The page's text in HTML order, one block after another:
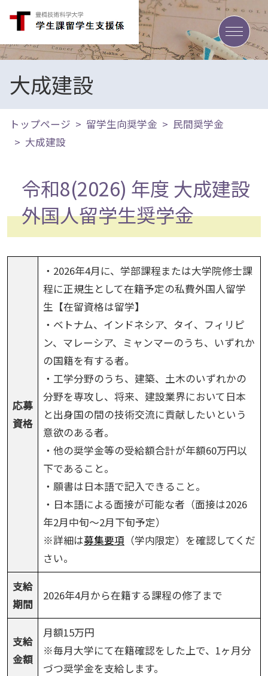
toggle
大成建設
トップページ 留学生向奨学金
民間奨学金
大成建設
令和8(2026) 年度 大成建設
外国人留学生奨学金
応募
資格
・2026年4月に、学部課程または大学院修士課
程に正規生として在籍予定の私費外国人留学
生【在留資格は留学】
・ベトナム、インドネシア、タイ、フィリピ
ン、マレーシア、ミャンマーのうち、いずれか
の国籍を有する者。
・工学分野のうち、建築、土木のいずれかの
分野を専攻し、将来、建設業界において日本
と出身国の間の技術交流に貢献したいという
意欲のある者。
・他の奨学金等の受給額合計が年額60万円以
下であること。
・願書は日本語で記入できること。
・日本語による面接が可能な者（面接は2026
年2月中旬～2月下旬予定）
※詳細は募集要項 （学内限定）を確認してくだ
さい。
支給
期間
2026年4月から在籍する課程の修了まで
支給
金額
月額15万円
※毎月大学にて在籍確認をした上で、1ヶ月分
づつ奨学金を支給します。